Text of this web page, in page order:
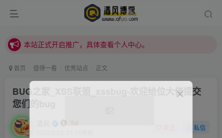
本站正式开启推广，具体查看个人中心。
本站正式开启推广，具体查看个人中心。
首页 值得一看 优秀站点 正文
BUG之家_XSS联盟_xssbug-欢迎给位大佬提交
您们的bug
私信